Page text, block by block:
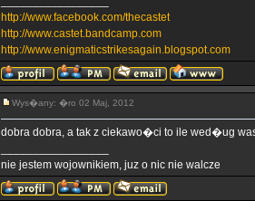
http://www.facebook.com/thecastet
http://www.castet.bandcamp.com
http://www.enigmaticstrikesagain.blogspot.com
Wys�any: �ro 02 Maj, 2012
dobra dobra, a tak z ciekawo�ci to ile wed�ug
nie jestem wojownikiem, juz o nic nie walcze